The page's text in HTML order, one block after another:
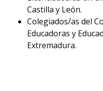
Castilla y León.
Colegiados/as del
Educadoras y
Extremadura.